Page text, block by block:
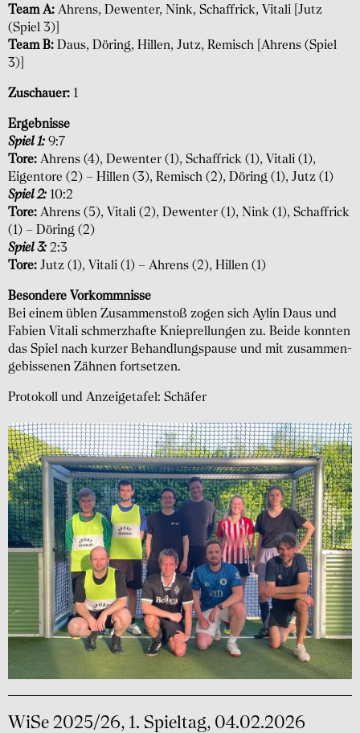
Team A: Ahrens, Dewenter, Nink, Schaffrick, Vitali [Jutz
(Spiel 3)]
Team B: Daus, Döring, Hillen, Jutz, Remisch [Ahrens (Spiel
3)]
Zuschauer: 1
Ergebnisse
Spiel 1: 9:7
Tore: Ahrens (4), Dewenter (1), Schaffrick (1), Vitali (1),
Eigentore (2) – Hillen (3), Remisch (2), Döring (1), Jutz (1)
Spiel 2: 10:2
Tore: Ahrens (5), Vitali (2), Dewenter (1), Nink (1), Schaffrick
(1) – Döring (2)
Spiel 3: 2:3
Tore: Jutz (1), Vitali (1) – Ahrens (2), Hillen (1)
Besondere Vorkommnisse
Bei einem üblen Zusammenstoß zogen sich Aylin Daus und
Fabien Vitali schmerz­hafte Knie­prellungen zu. Beide konnten
das Spiel nach kurzer Behand­lung­spause und mit zusammen­
gebissenen Zähnen fortsetzen.
Protokoll und Anzeigetafel: Schäfer
WiSe 2025/26, 1. Spieltag, 04.02.2026